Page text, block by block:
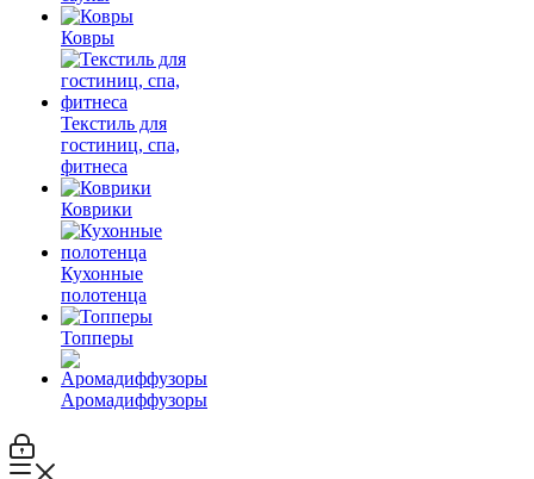
Ковры
Текстиль для
гостиниц, спа,
фитнеса
Коврики
Кухонные
полотенца
Топперы
Аромадиффузоры